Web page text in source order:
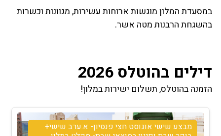
במסעדת המלון מוגשות ארוחות עשירות, מגוונות וכשרות
בהשגחת הרבנות מטה אשר.
דילים בהוטלס 2026
הזמנה בהוטלס, תשלום ישירות במלון!
מבצע שישי אוגוסט חצי פנסיון- א.ערב שישי+